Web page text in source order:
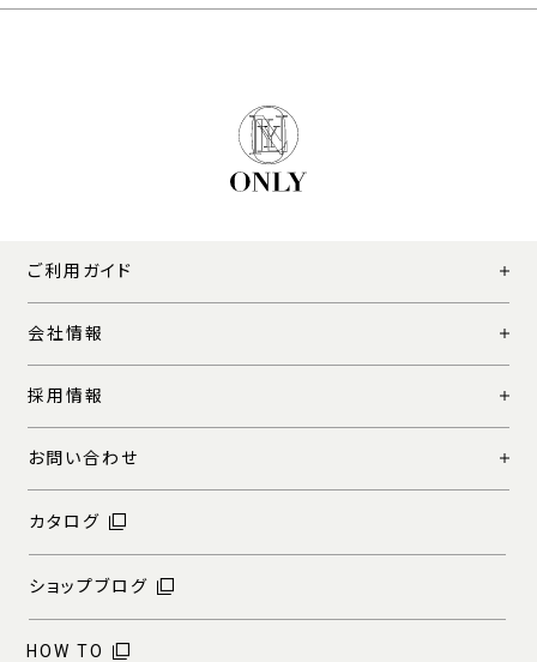
ご利用ガイド
会社情報
採用情報
お問い合わせ
カタログ
ショップブログ
HOW TO